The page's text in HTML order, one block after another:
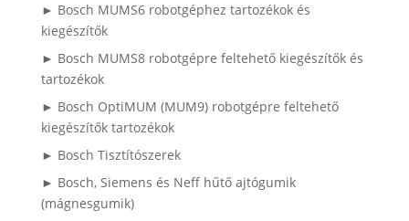
► Bosch MUMS6 robotgéphez tartozékok és
kiegészítők
► Bosch MUMS8 robotgépre feltehető kiegészítők és
tartozékok
► Bosch OptiMUM (MUM9) robotgépre feltehető
kiegészítők tartozékok
► Bosch Tisztítószerek
► Bosch, Siemens és Neff hűtő ajtógumik
(mágnesgumik)